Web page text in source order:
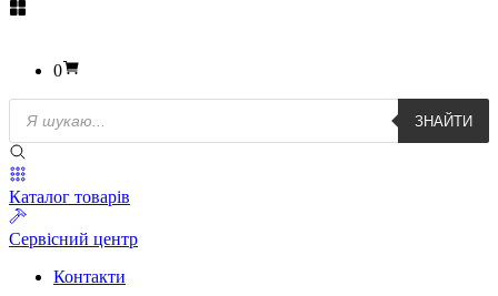
0
Пошук
товарів
ЗНАЙТИ
Каталог товарів
Сервісний центр
Контакти